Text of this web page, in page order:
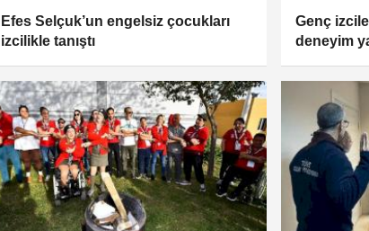
Efes Selçuk’un engelsiz çocukları
izcilikle tanıştı
Genç
deneyim